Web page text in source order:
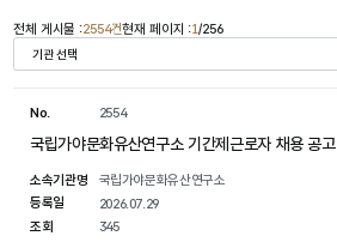
전체 게시물 :2554건현재 페이지 :1/256
No. 2554
국립가야문화유산연구소 기간제근로자 채용 공고
소속기관명
국립가야문화유산연구소
등록일
2026.07.29
조회
345